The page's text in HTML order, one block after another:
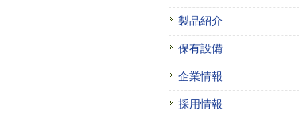
製品紹介
保有設備
企業情報
採用情報